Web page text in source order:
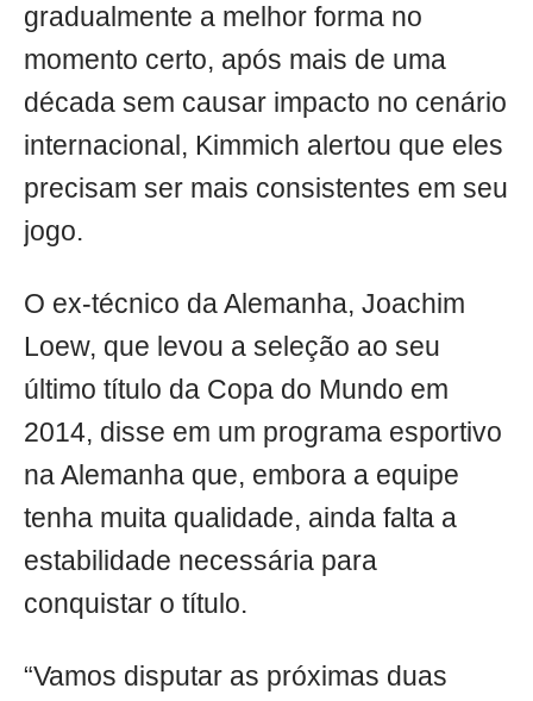
gradualmente a melhor forma no
momento certo, após mais de uma
década sem causar impacto no cenário
internacional, Kimmich alertou que eles
precisam ser mais consistentes em seu
jogo.
O ex-técnico da Alemanha, Joachim
Loew, que levou a seleção ao seu
último título da Copa do Mundo em
2014, disse em um programa esportivo
na Alemanha que, embora a equipe
tenha muita qualidade, ainda falta a
estabilidade necessária para
conquistar o título.
“Vamos disputar as próximas duas